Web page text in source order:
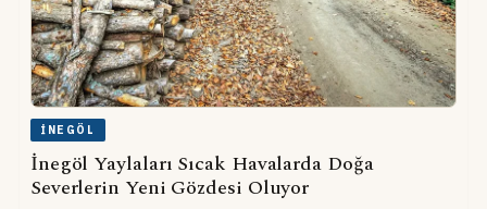
İNEGÖL
İnegöl Yaylaları Sıcak Havalarda Doğa
Severlerin Yeni Gözdesi Oluyor